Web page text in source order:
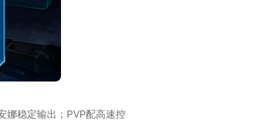
娜稳定输出；PVP配高速控